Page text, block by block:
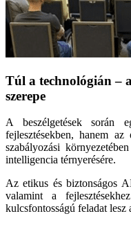
Túl a technológián –
szerepe
A beszélgetések során
fejlesztésekben, hanem az
szabályozási
intelligencia térnyerésére.
Az etikus és biztonságos
valamint a
kulcsfontosságú feladat